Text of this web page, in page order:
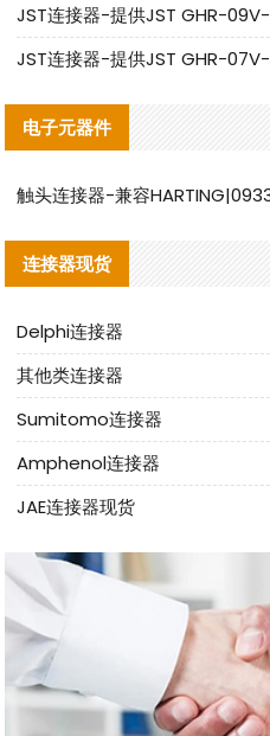
JST连接器-提供JST GHR-
JST连接器-提供JST GHR-
电子元器件
连接器现货
Delphi连接器
其他类连接器
Sumitomo连接器
Amphenol连接器
JAE连接器现货